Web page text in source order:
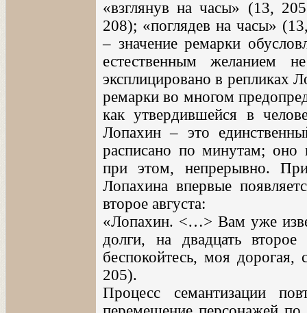
«взглянув на часы» (13,
208); «поглядев на часы»
– значение ремарки
естественным желанием
эксплицировано в репликах
ремарки во многом
как утвердившейся в
Лопахин – это
расписано по минутам; оно
при этом, непрерывно.
Лопахина впервые
второе августа:
«Лопахин. <…> Вам уже
долги, на двадцать
беспокойтесь, моя дорогая,
205).
Процесс семантизации